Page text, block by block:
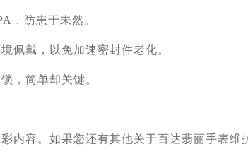
防患于未然。
戴，以免加速密封件老化。
，简单却关键。
内容。如果您还有其他关于百达翡丽手表